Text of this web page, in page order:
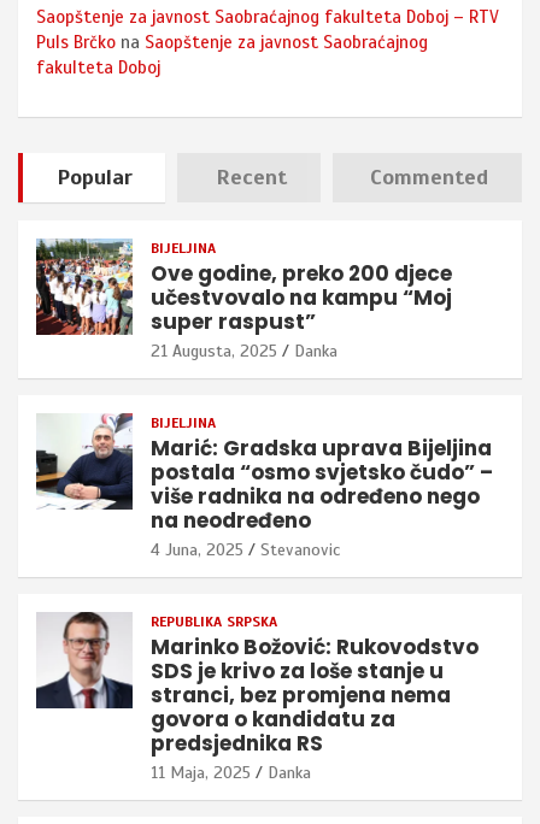
Saopštenje za javnost Saobraćajnog fakulteta Doboj – RTV
Puls Brčko na Saopštenje za javnost Saobraćajnog
fakulteta Doboj
Popular Recent Commented
BIJELJINA
Ove godine, preko 200 djece
učestvovalo na kampu “Moj
super raspust”
21 Augusta, 2025 Danka
BIJELJINA
Marić: Gradska uprava Bijeljina
postala “osmo svjetsko čudo” –
više radnika na određeno nego
na neodređeno
4 Juna, 2025 Stevanovic
REPUBLIKA SRPSKA
Marinko Božović: Rukovodstvo
SDS je krivo za loše stanje u
stranci, bez promjena nema
govora o kandidatu za
predsjednika RS
11 Maja, 2025 Danka